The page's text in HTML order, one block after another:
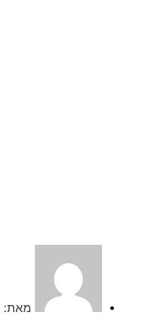
מאת: